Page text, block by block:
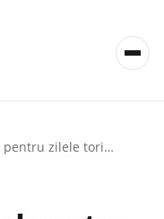
TOP 5 alimente fresh pentru zilele toride de vară